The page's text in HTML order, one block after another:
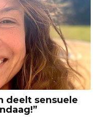
deelt sensuele